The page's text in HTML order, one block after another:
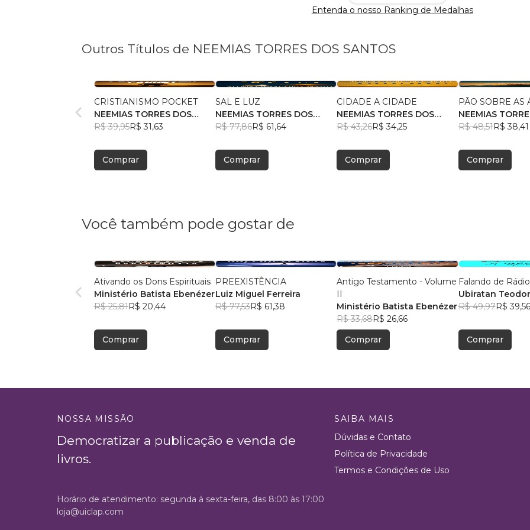
Entenda o nosso Ranking de Medalhas
Outros Títulos de NEEMIAS TORRES DOS SANTOS
CRISTIANISMO POCKET
NEEMIAS TORRES DOS
SANTOS
R$ 39,95R$ 31,63
Comprar
SAL E LUZ
NEEMIAS TORRES DOS
SANTOS
R$ 77,86R$ 61,64
Comprar
CIDADE A CIDADE
NEEMIAS TORRES DOS
SANTOS
R$ 43,26R$ 34,25
Comprar
PÃO SOBRE AS
NEEMIAS
SANTOS
R$ 48,51R$ 38,41
Comprar
Você também pode gostar de
Ativando os Dons Espirituais
Ministério Batista Ebenézer
R$ 25,81R$ 20,44
Comprar
PREEXISTÊNCIA
Luiz Miguel Ferreira
R$ 77,53R$ 61,38
Comprar
Antigo Testamento - Volume
Ministério Batista Ebenézer
R$ 33,68R$ 26,66
Comprar
Falando de Rádio
Ubiratan
R$ 49,97R$ 39,56
Comprar
NOSSA MISSÃO
Democratizar a publicação e venda de
livros.
SAIBA MAIS
Dúvidas e Contato
Política de Privacidade
Termos e Condições de Uso
Horário de atendimento: segunda à sexta-feira, das 8:00 às 17:00
loja@uiclap.com